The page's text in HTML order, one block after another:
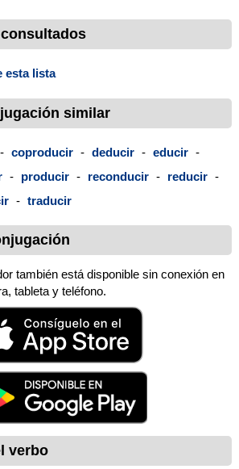
esta lista
similar
- coproducir - deducir - educir -
- producir - reconducir - reducir -
- traducir
también está disponible sin conexión en
tableta y teléfono.
verbo